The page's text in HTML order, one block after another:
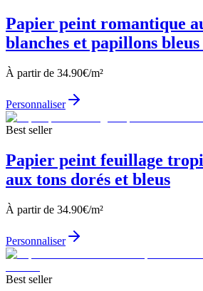
Papier peint romantique
blanches et papillons
À partir de 34.90€/m²
Personnaliser
Best seller
Papier peint feuillage
aux tons dorés et bleus
À partir de 34.90€/m²
Personnaliser
Best seller